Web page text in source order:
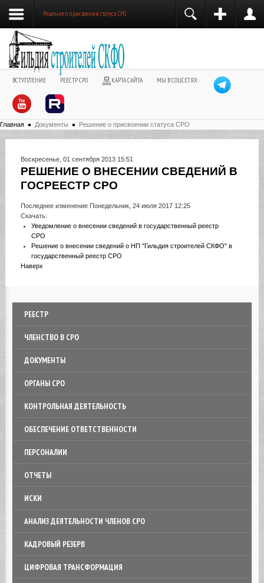
Решение о присвоении статуса СРО
ВСТУПЛЕНИЕ РЕЕСТР СРО КАРТА САЙТА МЫ В СОЦСЕТЯХ:
Главная Документы Решение о присвоении статуса СРО
Воскресенье, 01 сентября 2013 15:51
РЕШЕНИЕ О ВНЕСЕНИИ СВЕДЕНИЙ В
ГОСРЕЕСТР СРО
Последнее изменение Понедельник, 24 июля 2017 12:25
Скачать:
Уведомление о внесении сведений в государственный реестр
СРО
Решение о внесении сведений о НП "Гильдия строителей СКФО" в
государственный реестр СРО
Наверх
РЕЕСТР
ЧЛЕНСТВО В СРО
ДОКУМЕНТЫ
ОРГАНЫ СРО
КОНТРОЛЬНАЯ ДЕЯТЕЛЬНОСТЬ
ОБЕСПЕЧЕНИЕ ОТВЕТСТВЕННОСТИ
ПЕРСОНАЛИИ
ОТЧЕТЫ
ИСКИ
АНАЛИЗ ДЕЯТЕЛЬНОСТИ ЧЛЕНОВ СРО
КАДРОВЫЙ РЕЗЕРВ
ЦИФРОВАЯ ТРАНСФОРМАЦИЯ